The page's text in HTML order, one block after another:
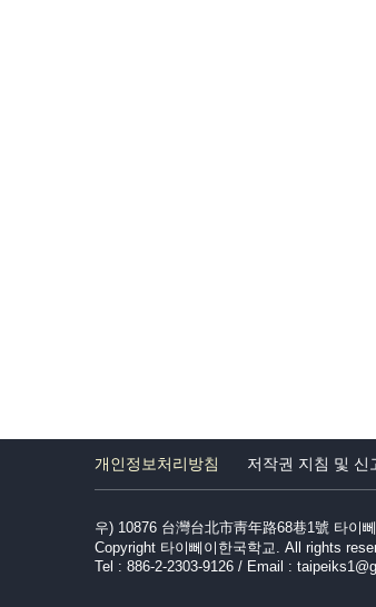
개인정보처리방침 저작권 지침 및 신
우) 10876 台灣台北市靑年路68巷1號 타이
Copyright 타이뻬이한국학교. All rights
Tel : 886-2-2303-9126 / Email :